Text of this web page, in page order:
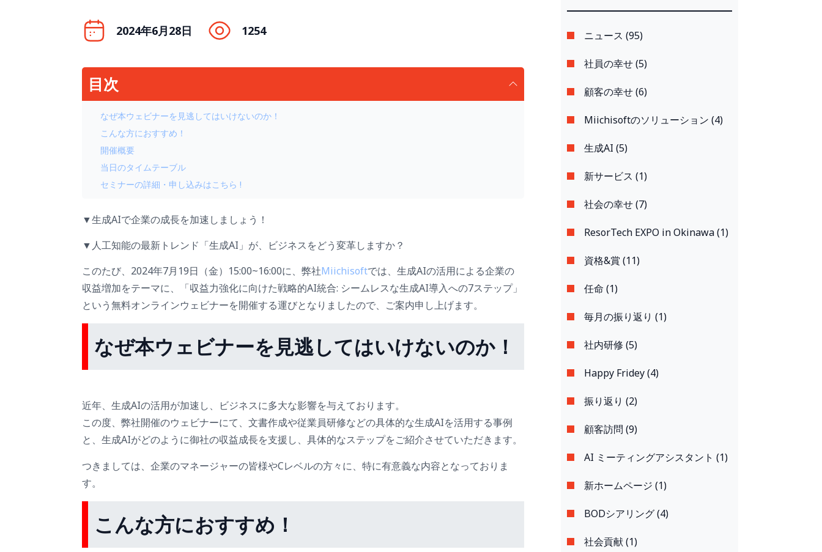
2024年6月28日 1254
目次
なぜ本ウェビナーを見逃してはいけないのか！
こんな方におすすめ！
開催概要
当日のタイムテーブル
セミナーの詳細・申し込みはこちら !
▼生成AIで企業の成長を加速しましょう！
▼人工知能の最新トレンド「生成AI」が、ビジネスをどう変革しますか？
このたび、2024年7月19日（金）15:00~16:00に、弊社Miichisoftでは、生成AIの活用による企業の
収益増加をテーマに、「収益力強化に向けた戦略的AI統合: シームレスな生成AI導入への7ステップ」
という無料オンラインウェビナーを開催する運びとなりましたので、ご案内申し上げます。
なぜ本ウェビナーを見逃してはいけないのか！
近年、生成AIの活用が加速し、ビジネスに多大な影響を与えております。
この度、弊社開催のウェビナーにて、文書作成や従業員研修などの具体的な生成AIを活用する事例
と、生成AIがどのように御社の収益成長を支援し、具体的なステップをご紹介させていただきます。
つきましては、企業のマネージャーの皆様やCレベルの方々に、特に有意義な内容となっておりま
す。
こんな方におすすめ！
ニュース (95)
社員の幸せ (5)
顧客の幸せ (6)
Miichisoftのソリューション (4)
生成AI (5)
新サービス (1)
社会の幸せ (7)
ResorTech EXPO in Okinawa (1)
資格&賞 (11)
任命 (1)
毎月の振り返り (1)
社内研修 (5)
Happy Fridey (4)
振り返り (2)
顧客訪問 (9)
AI ミーティングアシスタント (1)
新ホームページ (1)
BODシアリング (4)
社会貢献 (1)